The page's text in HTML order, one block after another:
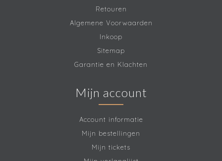
Retouren
Algemene Voorwaarden
Inkoop
Sitemap
Garantie en Klachten
Mijn account
Account informatie
Mijn bestellingen
Mijn tickets